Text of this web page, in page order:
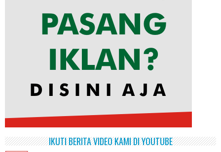
IKUTI BERITA VIDEO KAMI DI YOUTUBE